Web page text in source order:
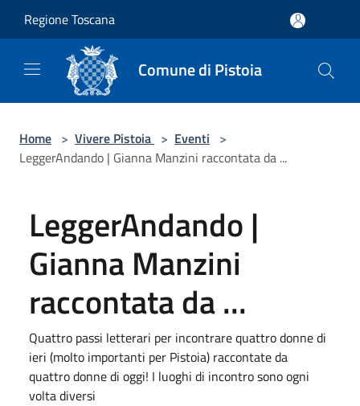
Regione Toscana
Comune di Pistoia
Home > Vivere Pistoia > Eventi >
LeggerAndando | Gianna Manzini raccontata da ...
LeggerAndando |
Gianna Manzini
raccontata da ...
Quattro passi letterari per incontrare quattro donne di
ieri (molto importanti per Pistoia) raccontate da
quattro donne di oggi! I luoghi di incontro sono ogni
volta diversi